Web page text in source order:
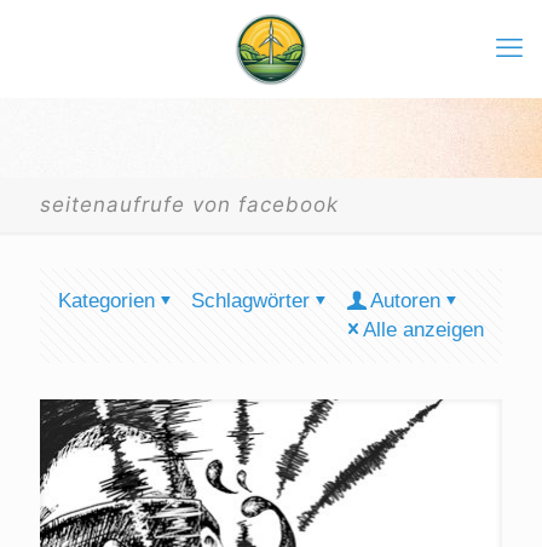
seitenaufrufe von facebook
Kategorien Schlagwörter
Autoren
Alle anzeigen